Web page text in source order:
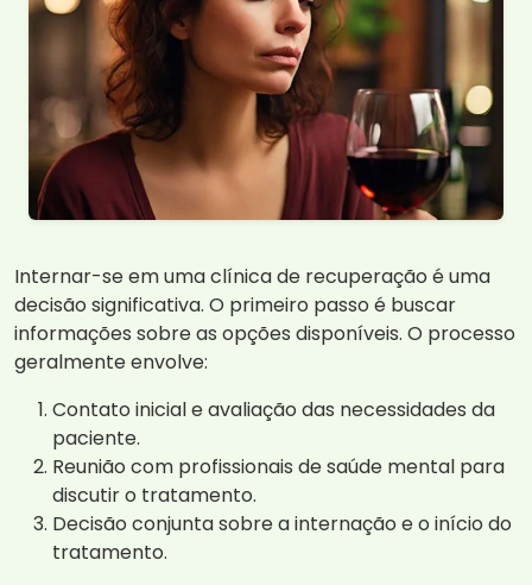
Internar-se em uma clínica de recuperação é uma
decisão significativa. O primeiro passo é buscar
informações sobre as opções disponíveis. O processo
geralmente envolve:
Contato inicial e avaliação das necessidades da
paciente.
Reunião com profissionais de saúde mental para
discutir o tratamento.
Decisão conjunta sobre a internação e o início do
tratamento.